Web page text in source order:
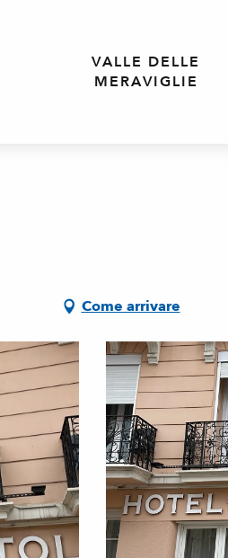
VALLE DELLE
MERAVIGLIE
Come arrivare